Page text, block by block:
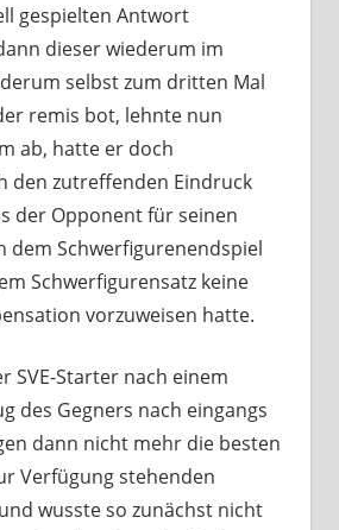
gespielten Antwort
dieser wiederum im
selbst zum dritten Mal
remis bot, lehnte nun
ab, hatte er doch
den zutreffenden Eindruck
der Opponent für seinen
dem Schwerfigurenendspiel
Schwerfigurensatz keine
vorzuweisen hatte.
SVE-Starter nach einem
des Gegners nach eingangs
dann nicht mehr die besten
Verfügung stehenden
wusste so zunächst nicht